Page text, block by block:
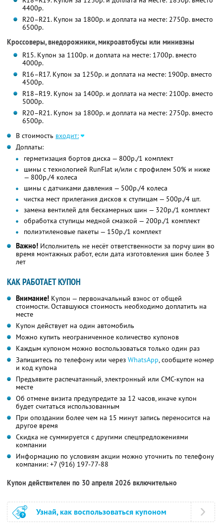
4400р.
R20–R21. Купон за 1800р. и доплата на месте: 2750р. вместо
6500р.
Кроссоверы, внедорожники, микроавтобусы или минивэны
R15. Купон за 1100р. и доплата на месте: 1700р. вместо
4000р.
R16–R17. Купон за 1250р. и доплата на месте: 1900р. вместо
4500р.
R18–R19. Купон за 1400р. и доплата на месте: 2100р. вместо
5000р.
R20–R21. Купон за 1800р. и доплата на месте: 2750р. вместо
6500р.
В стоимость входит:
Доплаты:
герметизация бортов диска — 800р./1 комплект
шины с технологией RunFlat и/или с профилем 50% и ниже
— 800р./4 колеса
шины с датчиками давления — 500р./4 колеса
чистка мест прилегания дисков к ступицам — 500р./4 шт.
замена вентилей для бескамерных шин — 320р./1 комплект
обработка ступицы медной смазкой — 200р./1 комплект
полиэтиленовые пакеты — 150р./1 комплект
Важно! Исполнитель не несёт ответственности за порчу шин во
время монтажных работ, если дата изготовления шин более 3
лет
КАК РАБОТАЕТ КУПОН
Внимание! Купон — первоначальный взнос от общей
стоимости. Оставшуюся стоимость необходимо доплатить на
месте
Купон действует на один автомобиль
Можно купить неограниченное количество купонов
Каждым купоном можно воспользоваться только один раз
Запишитесь по телефону или через WhatsApp, сообщите номер
и код купона
Предъявите распечатанный, электронный или СМС-купон на
месте
Об отмене визита предупредите за 12 часов, иначе купон
будет считаться использованным
При опоздании более чем на 15 минут запись переносится на
другое время
Скидка не суммируется с другими спецпредложениями
компании
Информацию по условиям акции можно уточнить по телефону
компании: +7 (916) 197-77-88
Купон действителен по 30 апреля 2026 включительно
Узнай, как воспользоваться купоном